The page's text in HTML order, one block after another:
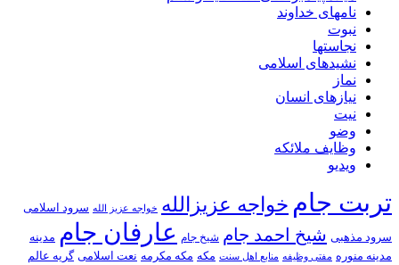
نامهای خداوند
نبوت
نجاستها
نشیدهای اسلامی
نماز
نیازهای انسان
نیت
وضو
وظایف ملائکه
ویدیو
تربت جام خواجه عزیزالله خواجه عزیز الله سرود اسلامی
سرود مذهبی شیخ احمد جام شیخ جام عارفان جام مدینه
مدینه منوره مفتی وظیفه منابع اهل سنت مکه مکه مکرمه نعت اسلامی گریه عالم